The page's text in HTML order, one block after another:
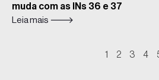
muda com as INs 36 e 37
Leia mais 🡒
1 2 3 4